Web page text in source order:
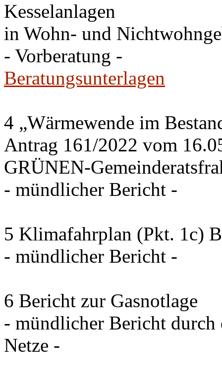
Kesselanlagen
in Wohn- und
- Vorberatung -
Beratungsunterlagen
4 „Wärmewende im
Antrag 161/2022 vom
GRÜNEN-
- mündlicher Bericht -
5 Klimafahrplan (Pkt. 1c)
- mündlicher Bericht -
6 Bericht zur Gasnotlage
- mündlicher Bericht
Netze -